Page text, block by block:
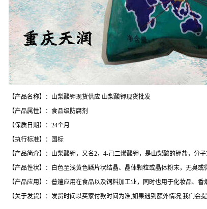
【产品名称】：山梨酸钾现货供应 山梨酸钾现货批发
【产品属性】：食品级防腐剂
【保质日期】：24个月
【执行标准】：国标
【产品简介】：山梨酸钾，又名2，4-己二烯酸钾，是山梨酸的钾盐，
【产品性状】：白色至浅黄色鳞片状结晶、晶体颗粒或晶体粉末，无臭或
【产品应用】：普遍应用在食品以及饲料加工业，同时也用于化妆品、
【关于发货】：发货时间以买家付款时间为准,如果遇到额外情况,我们会